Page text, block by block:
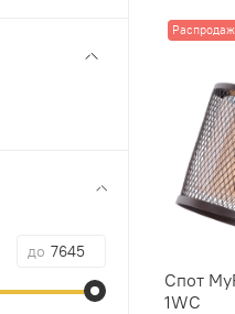
Спот
1WC
до